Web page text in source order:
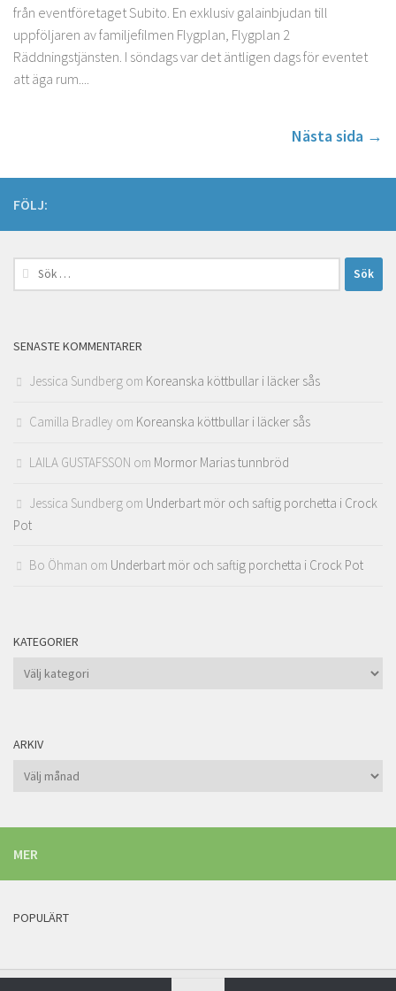
från eventföretaget Subito. En exklusiv galainbjudan till
uppföljaren av familjefilmen Flygplan, Flygplan 2
Räddningstjänsten. I söndags var det äntligen dags för eventet
att äga rum....
Nästa sida →
FÖLJ:
Sök
efter:
SENASTE KOMMENTARER
Jessica Sundberg om Koreanska köttbullar i läcker sås
Camilla Bradley om Koreanska köttbullar i läcker sås
LAILA GUSTAFSSON om Mormor Marias tunnbröd
Jessica Sundberg om Underbart mör och saftig porchetta i Crock
Pot
Bo Öhman om Underbart mör och saftig porchetta i Crock Pot
KATEGORIER
Kategorier
ARKIV
Arkiv
MER
POPULÄRT